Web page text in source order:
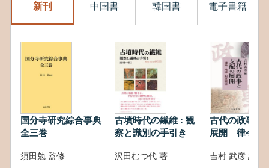
新刊 中国書 韓国書 電子書籍
国分寺研究綜合事典
全三巻
須田勉 監修
古墳時代の繊維 : 観
察と識別の手引き
沢田むつ代 著
古代の政事と
展開 律令・
吉村 武彦 編集